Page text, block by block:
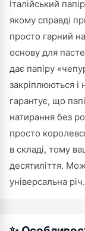
Італійський
якому справді
просто гарний
основу для
дає папіру
закріплюються і
гарантує, що
натирання без
просто
в складі, тому
десятиліття.
універсальна річ.